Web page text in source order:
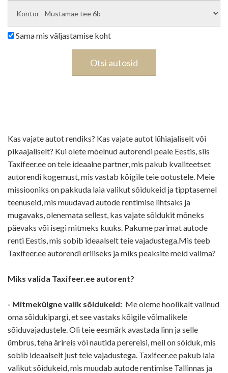
Sama mis väljastamise koht
Otsi autosid
Kas vajate autot rendiks? Kas vajate autot lühiajaliselt või
pikaajaliselt? Kui olete mõelnud autorendi peale Eestis, siis
Taxifeer.ee on teie ideaalne partner, mis pakub kvaliteetset
autorendi kogemust, mis vastab kõigile teie ootustele. Meie
missiooniks on pakkuda laia valikut sõidukeid ja tipptasemel
teenuseid, mis muudavad autode rentimise lihtsaks ja
mugavaks, olenemata sellest, kas vajate sõidukit mõneks
päevaks või isegi mitmeks kuuks. Pakume parimat autode
renti Eestis, mis sobib ideaalselt teie vajadustega.Mis teeb
Taxifeer.ee autorendi eriliseks ja miks peaksite meid valima?
Miks valida Taxifeer.ee autorent?
- Mitmekülgne valik sõidukeid: Me oleme hoolikalt valinud
oma sõidukipargi, et see vastaks kõigile võimalikele
sõiduvajadustele. Oli teie eesmärk avastada linn ja selle
ümbrus, teha ärireis või nautida perereisi, meil on sõiduk, mis
sobib ideaalselt just teie vajadustega. Taxifeer.ee pakub laia
valikut sõidukeid, mis muudab autode rentimise Tallinnas ja